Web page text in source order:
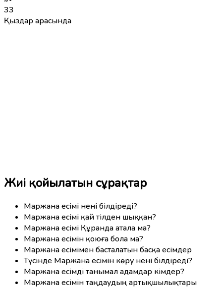
33
Қыздар арасында
Жиі қойылатын сұрақтар
Маржана есімі нені білдіреді?
Маржана есімі қай тілден шыққан?
Маржана есімі Құранда атала ма?
Маржана есімін қоюға бола ма?
Маржана есімімен басталатын басқа есімдер
Түсінде Маржана есімін көру нені білдіреді?
Маржана есімді танымал адамдар кімдер?
Маржана есімін таңдаудың артықшылықтары